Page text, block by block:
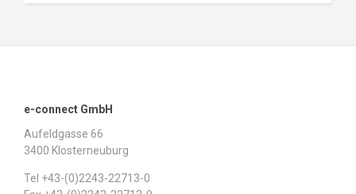
e-connect GmbH
Aufeldgasse 66
3400 Klosterneuburg
Tel +43-(0)2243-22713-0